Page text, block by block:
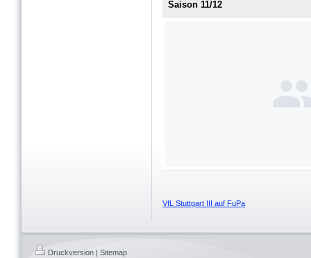
Saison 11/12
VfL Stuttgart III auf FuPa
Druckversion | Sitemap